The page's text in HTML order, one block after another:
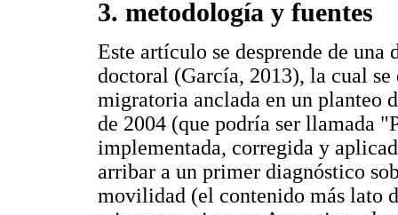
3. metodología y fuentes
Este artículo se desprende de
doctoral (García, 2013), la cual
migratoria anclada en un planteo
de 2004 (que podría ser llamada
implementada, corregida y
arribar a un primer diagnóstico
movilidad (el contenido más lato